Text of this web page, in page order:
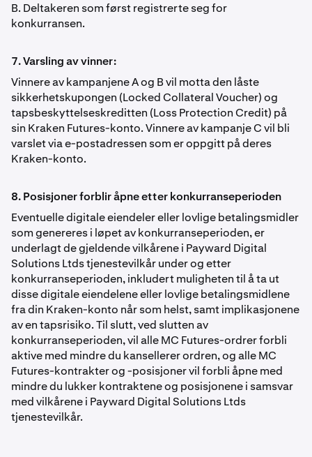
B. Deltakeren som først registrerte seg for
konkurransen.
7. Varsling av vinner:
Vinnere av kampanjene A og B vil motta den låste
sikkerhetskupongen (Locked Collateral Voucher) og
tapsbeskyttelseskreditten (Loss Protection Credit) på
sin Kraken Futures-konto. Vinnere av kampanje C vil bli
varslet via e-postadressen som er oppgitt på deres
Kraken-konto.
8. Posisjoner forblir åpne etter konkurranseperioden
Eventuelle digitale eiendeler eller lovlige betalingsmidler
som genereres i løpet av konkurranseperioden, er
underlagt de gjeldende vilkårene i Payward Digital
Solutions Ltds tjenestevilkår under og etter
konkurranseperioden, inkludert muligheten til å ta ut
disse digitale eiendelene eller lovlige betalingsmidlene
fra din Kraken-konto når som helst, samt implikasjonene
av en tapsrisiko. Til slutt, ved slutten av
konkurranseperioden, vil alle MC Futures-ordrer forbli
aktive med mindre du kansellerer ordren, og alle MC
Futures-kontrakter og -posisjoner vil forbli åpne med
mindre du lukker kontraktene og posisjonene i samsvar
med vilkårene i Payward Digital Solutions Ltds
tjenestevilkår.